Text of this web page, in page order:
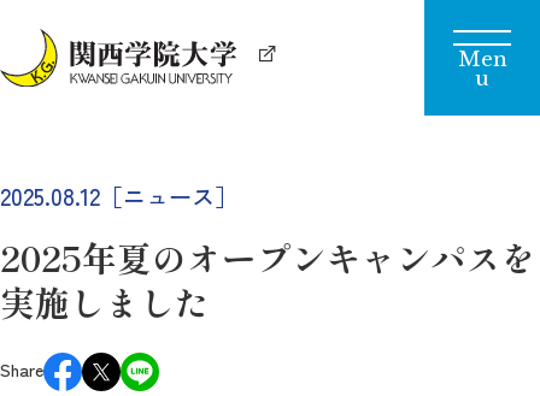
2025.08.12［ニュース］
2025年夏のオープンキャンパスを
実施しました
Share